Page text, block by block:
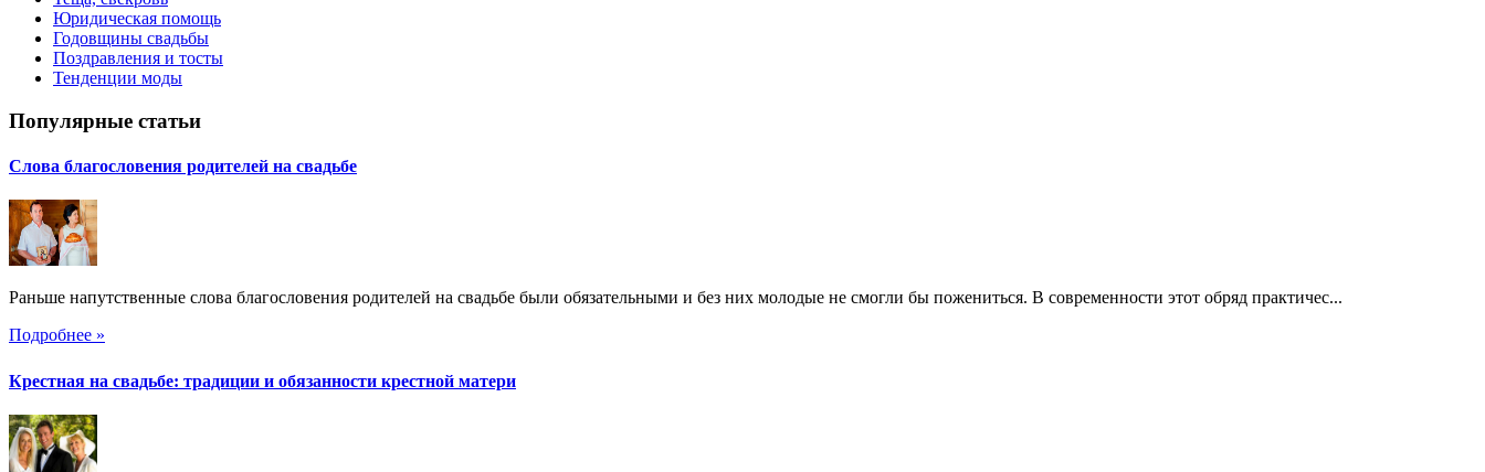
Юридическая помощь
Годовщины свадьбы
Поздравления и тосты
Тенденции моды
Популярные статьи
Слова благословения родителей на свадьбе
Раньше напутственные слова благословения родителей на свадьбе были обязательными и без них молодые не смогли бы пожениться. В современности этот обряд практичес...
Подробнее »
Крестная на свадьбе: традиции и обязанности крестной матери